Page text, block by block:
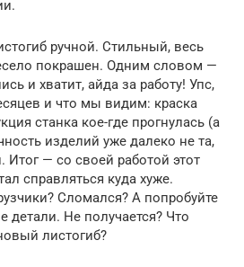
ручной. Стильный, весь
покрашен. Одним словом —
и хватит, айда за работу! Упс,
и что мы видим: краска
станка кое-где прогнулась (а
изделий уже далеко не та,
Итог — со своей работой этот
справляться куда хуже.
Сломался? А попробуйте
Не получается? Что
листогиб?